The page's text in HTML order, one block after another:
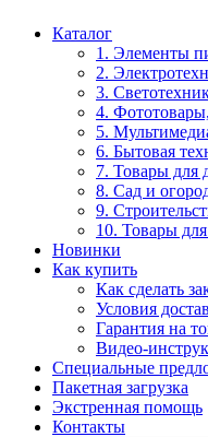
Каталог
1. Элементы
2.
3.
4.
5.
6. Бытовая
7. Товары для
8. Сад и
9.
10. Товары
Новинки
Как купить
Как сделать
Условия
Гарантия на
Видео-
Специальные
Пакетная загрузка
Экстренная помощь
Контакты